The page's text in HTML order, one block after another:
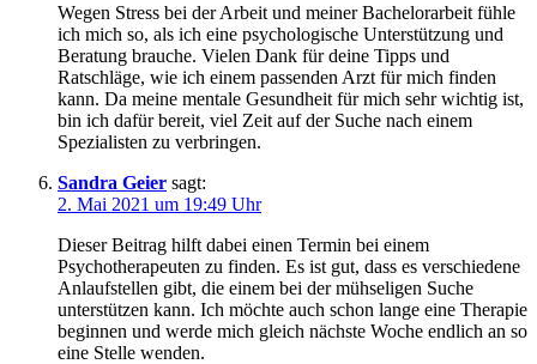
Wegen Stress bei der Arbeit und meiner Bachelorarbeit fühle
ich mich so, als ich eine psychologische Unterstützung und
Beratung brauche. Vielen Dank für deine Tipps und
Ratschläge, wie ich einem passenden Arzt für mich finden
kann. Da meine mentale Gesundheit für mich sehr wichtig ist,
bin ich dafür bereit, viel Zeit auf der Suche nach einem
Spezialisten zu verbringen.
Sandra Geier sagt:
2. Mai 2021 um 19:49 Uhr
Dieser Beitrag hilft dabei einen Termin bei einem
Psychotherapeuten zu finden. Es ist gut, dass es verschiedene
Anlaufstellen gibt, die einem bei der mühseligen Suche
unterstützen kann. Ich möchte auch schon lange eine Therapie
beginnen und werde mich gleich nächste Woche endlich an so
eine Stelle wenden.